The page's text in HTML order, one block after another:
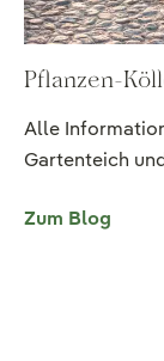
Pflanzen-
Alle
Gartenteich
Zum Blog